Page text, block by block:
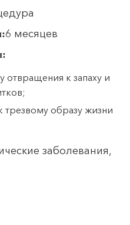
6 месяцев
отвращения к запаху и
образу жизни
заболевания,